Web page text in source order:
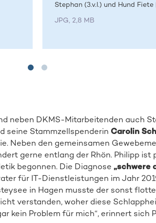
Stephan (3.v.l.) und Hund Fiete
JPG, 2,8 MB
neben DKMS-Mitarbeitenden auch
seine Stammzellspenderin Carolin
Neben den gemeinsamen
gerne entlang der Rhön. Philipp ist
begonnen. Die Diagnose „schwere
für IT-Dienstleistungen im Jahr
in Hagen musste der sonst
verstanden, woher diese
kein Problem für mich“, erinnert sich